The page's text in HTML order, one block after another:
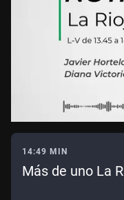
14:49 MIN
Más de uno La